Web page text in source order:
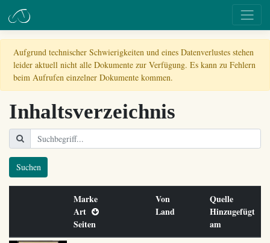
Aufgrund technischer Schwierigkeiten und eines Datenverlustes stehen
leider aktuell nicht alle Dokumente zur Verfügung. Es kann zu Fehlern
beim Aufrufen einzelner Dokumente kommen.
Inhaltsverzeichnis
Suchen
Marke
Art
Seiten
Von
Land
Quelle
Hinzugefügt
am